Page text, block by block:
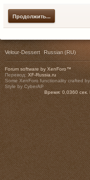
Продолжить...
Velour-Dessert Russian (RU)
Forum software by XenForo™
Перевод:XF-Russia.ru
Some XenForo functionality crafted
Style by CyberAP
Время: 0,0360 сек.